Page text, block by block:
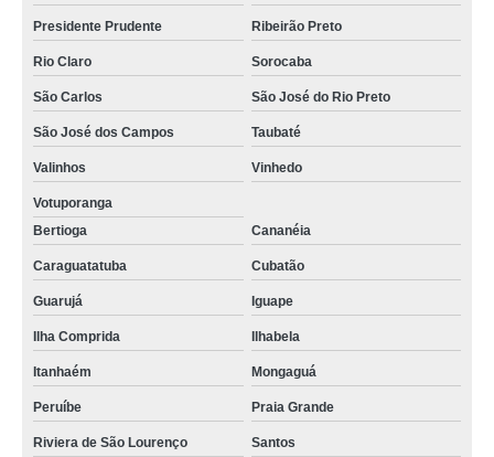
Presidente Prudente Ribeirão Preto
Rio Claro Sorocaba
São Carlos São José do Rio Preto
São José dos Campos Taubaté
Valinhos Vinhedo
Votuporanga
Bertioga
Cananéia
Caraguatatuba Cubatão
Guarujá Iguape
Ilha Comprida Ilhabela
Itanhaém Mongaguá
Peruíbe Praia Grande
Riviera de São Lourenço Santos